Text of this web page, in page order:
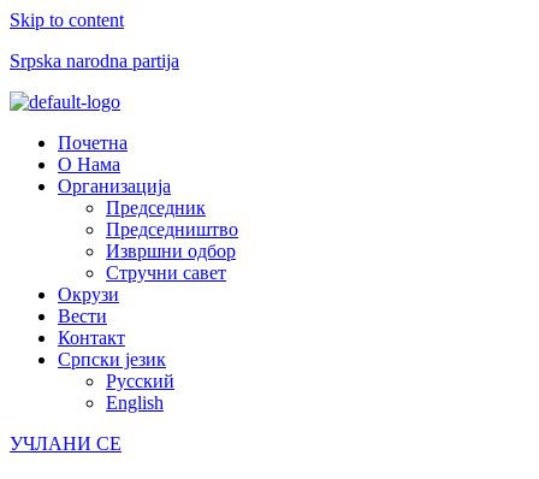
Skip to content
Srpska narodna partija
Menu
Почетна
О Нама
Организација
Председник
Председништво
Извршни одбор
Стручни савет
Окрузи
Вести
Контакт
Српски језик
Русский
English
УЧЛАНИ СЕ